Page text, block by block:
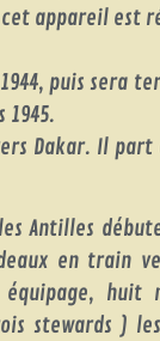
appareil est
puis sera
Dakar. Il part
Antilles
en train
stewards )